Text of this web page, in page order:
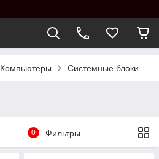
Компьютеры Системные блоки
0 Фильтры